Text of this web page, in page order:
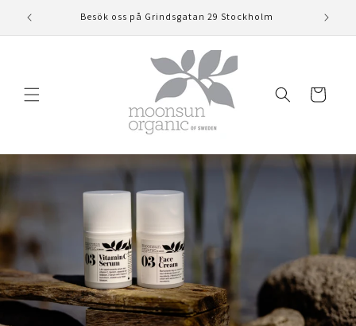
vidare
till
innehåll
Besök oss på Grindsgatan 29 Stockholm
Varukorg